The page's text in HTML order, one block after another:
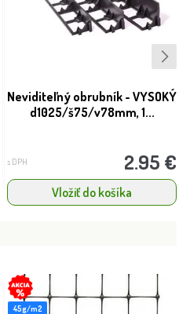
Neviditeľný obrubník - VYSOKÝ
d1025/š75/v78mm, 1...
s DPH 2.95 €
Vložiť do košíka
45g/m2